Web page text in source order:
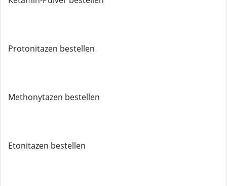
Protonitazen bestellen
Methonytazen bestellen
Etonitazen bestellen